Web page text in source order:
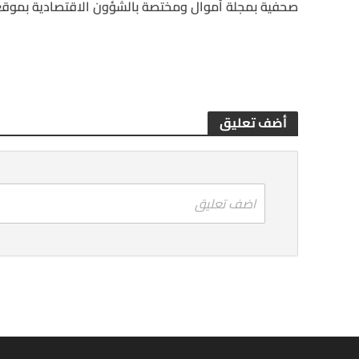
صحفية بمجلة أموال ومختصة بالشؤون الاقتصادية
أضف تعليق
اضف تعليق